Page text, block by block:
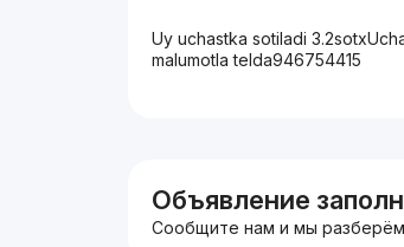
Uy uchastka sotiladi
malumotla telda946754415
Объявление
Сообщите нам и мы